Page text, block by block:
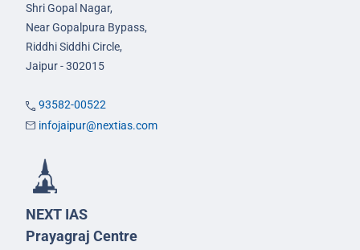
Shri Gopal Nagar,
Near Gopalpura Bypass,
Riddhi Siddhi Circle,
Jaipur - 302015
93582-00522
infojaipur@nextias.com
NEXT IAS
Prayagraj Centre